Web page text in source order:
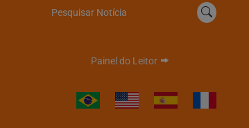
Pesquisar Notícia
Painel do Leitor